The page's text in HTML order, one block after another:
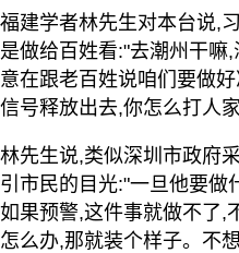
福建学者林先生对本台说,
是做给百姓看:"去潮州干嘛
意在跟老百姓说咱们要做
信号释放出去,你怎么打人
林先生说,类似深圳市政府
引市民的目光:"一旦他要做
如果预警,这件事就做不了,
怎么办,那就装个样子。不